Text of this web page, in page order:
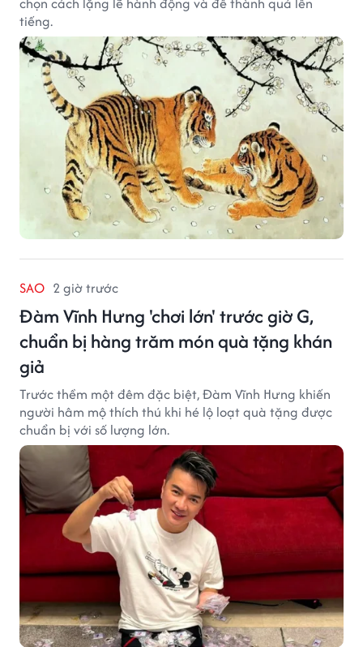
tiếng.
SAO 2 giờ trước
Đàm Vĩnh Hưng 'chơi lớn' trước giờ G,
chuẩn bị hàng trăm món quà tặng khán
giả
Trước thềm một đêm đặc biệt, Đàm Vĩnh Hưng khiến
người hâm mộ thích thú khi hé lộ loạt quà tặng được
chuẩn bị với số lượng lớn.